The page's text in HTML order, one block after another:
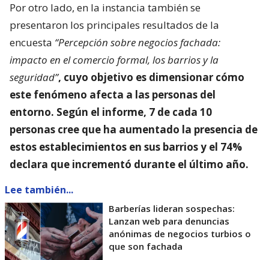
Por otro lado, en la instancia también se
presentaron los principales resultados de la
encuesta “Percepción sobre negocios fachada:
impacto en el comercio formal, los barrios y la
seguridad”, cuyo objetivo es dimensionar cómo
este fenómeno afecta a las personas del
entorno. Según el informe, 7 de cada 10
personas cree que ha aumentado la presencia de
estos establecimientos en sus barrios y el 74%
declara que incrementó durante el último año.
Lee también...
Barberías lideran sospechas:
Lanzan web para denuncias
anónimas de negocios turbios o
que son fachada